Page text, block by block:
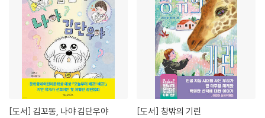
[도서] 김꼬똥, 나야 김단우야 [도서] 창밖의 기린